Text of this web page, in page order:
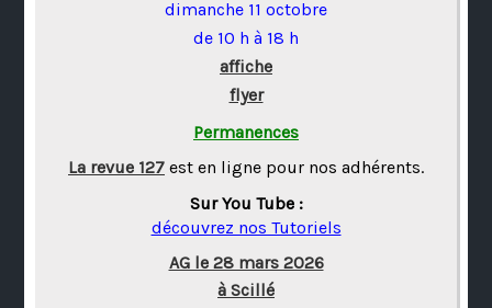
dimanche 11 octobre
de 10 h à 18 h
affiche
flyer
Permanences
La revue 127 est en ligne pour nos adhérents.
Sur You Tube :
découvrez nos Tutoriels
AG le 28 mars 2026
à Scillé